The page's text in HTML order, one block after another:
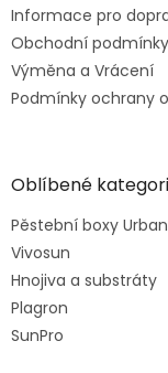
Informace pro
Obchodní podmínky
Výměna a Vrácení
Podmínky ochrany
Oblíbené
Pěstební boxy
Vivosun
Hnojiva a substráty
Plagron
SunPro